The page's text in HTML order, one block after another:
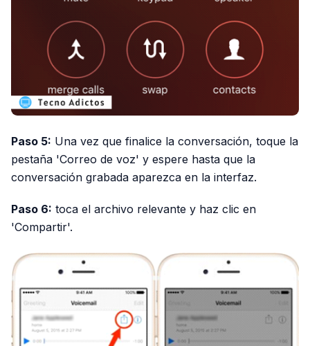
Paso 5: Una vez que finalice la conversación, toque la
pestaña 'Correo de voz' y espere hasta que la
conversación grabada aparezca en la interfaz.
Paso 6: toca el archivo relevante y haz clic en
'Compartir'.